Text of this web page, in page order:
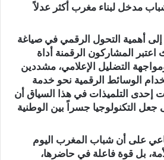
مدخل لبناء مغرب أكثر عدلاً
أهمية التحول الرقمي في صياغة
المشاركون الرقمنة أداة
التضليل الإعلامي، مشددين
الوسائط الرقمية نحو خدمة
إحدى التلميذات في هذا السياق أن
جعل التكنولوجيا جسراً بين الوطنية
على أن شباب المغرب اليوم
بل قوة فاعلة في حاضرها،